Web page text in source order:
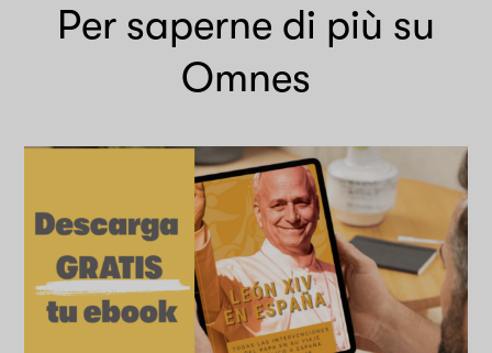
Per saperne di più su
Omnes